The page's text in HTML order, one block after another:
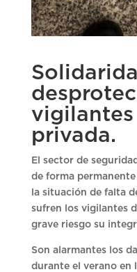
vigilantes
privada.
El sector de
de forma
la situación de falta
sufren los vigilantes
grave riesgo su
Son alarmantes los
durante el verano en